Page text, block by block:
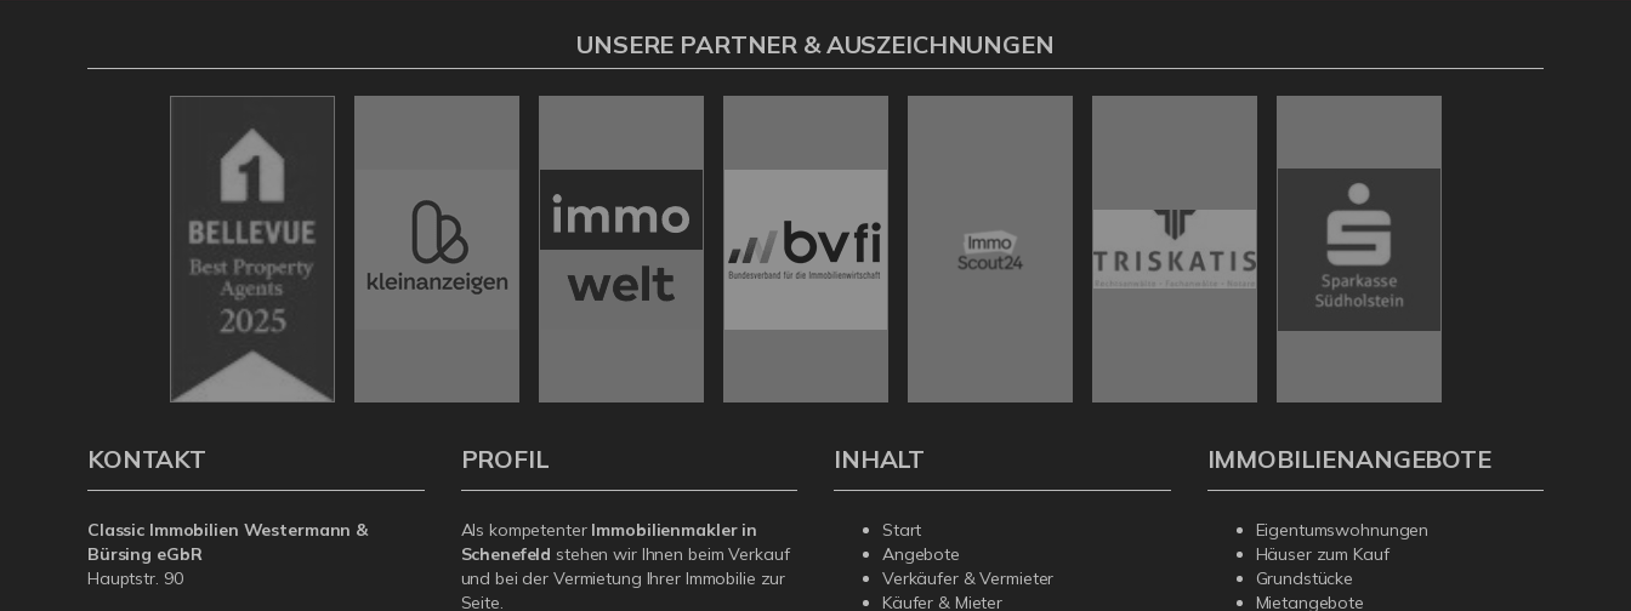
UNSERE PARTNER & AUSZEICHNUNGEN
KONTAKT
Classic Immobilien Westermann &
Bürsing eGbR
Hauptstr. 90
PROFIL
Als kompetenter Immobilienmakler in
Schenefeld stehen wir Ihnen beim Verkauf
und bei der Vermietung Ihrer Immobilie zur
Seite.
INHALT
Start
Angebote
Verkäufer & Vermieter
Käufer & Mieter
IMMOBILIENANGEBOTE
Eigentumswohnungen
Häuser zum Kauf
Grundstücke
Mietangebote